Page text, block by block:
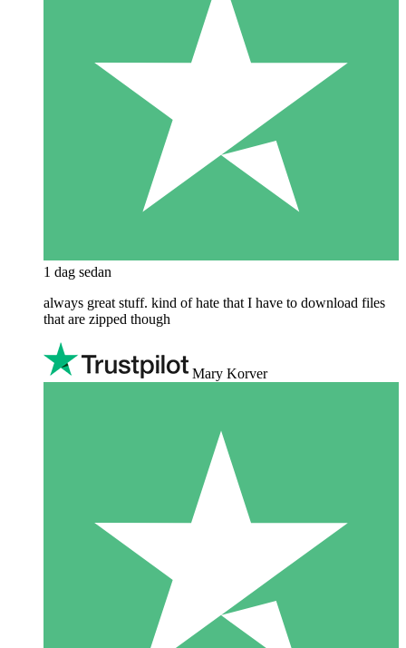
1 dag sedan
always great stuff. kind of hate that I have to download files
that are zipped though
Mary Korver